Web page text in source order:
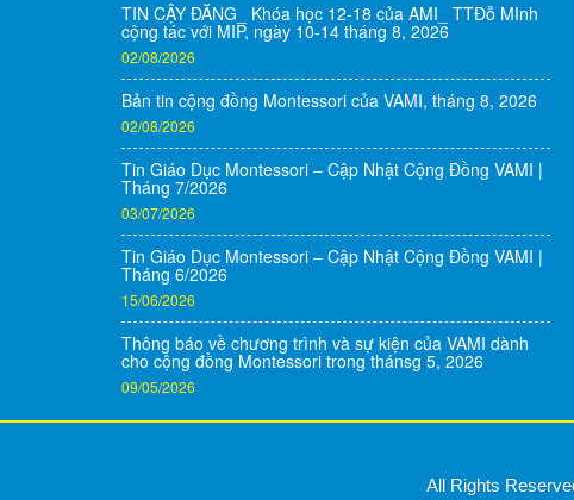
TIN CẬY ĐĂNG_ Khóa học 12-18 của AMI_ TTĐỗ MInh
cộng tác với MIP, ngày 10-14 tháng 8, 2026
02/08/2026
Bản tin cộng đồng Montessori của VAMI, tháng 8, 2026
02/08/2026
Tin Giáo Dục Montessori – Cập Nhật Cộng Đồng VAMI |
Tháng 7/2026
03/07/2026
Tin Giáo Dục Montessori – Cập Nhật Cộng Đồng VAMI |
Tháng 6/2026
15/06/2026
Thông báo về chương trình và sự kiện của VAMI dành
cho cộng đồng Montessori trong thánsg 5, 2026
09/05/2026
All Rights